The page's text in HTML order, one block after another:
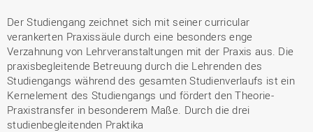
Der Studiengang zeichnet sich mit seiner curricular
verankerten Praxissäule durch eine besonders enge
Verzahnung von Lehrveranstaltungen mit der Praxis aus. Die
praxisbegleitende Betreuung durch die Lehrenden des
Studiengangs während des gesamten Studienverlaufs ist ein
Kernelement des Studiengangs und fördert den Theorie-
Praxistransfer in besonderem Maße. Durch die drei
studienbegleitenden Praktika